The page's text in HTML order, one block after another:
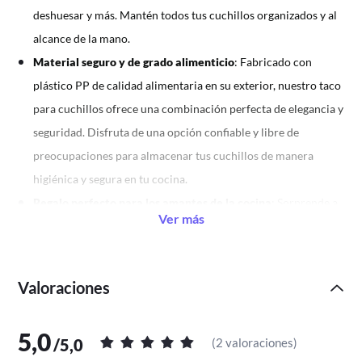
deshuesar y más. Mantén todos tus cuchillos organizados y al
alcance de la mano.
Material seguro y de grado alimenticio: Fabricado con
plástico PP de calidad alimentaria en su exterior, nuestro taco
para cuchillos ofrece una combinación perfecta de elegancia y
seguridad. Disfruta de una opción confiable y libre de
preocupaciones para almacenar tus cuchillos de manera
higiénica y segura en tu cocina.
tus seres queridos con este práctico y elegante accesorio
cocinar con cuchillos de calidad.
Ver más
Valoraciones
5,0/5,0 (2 valoraciones)